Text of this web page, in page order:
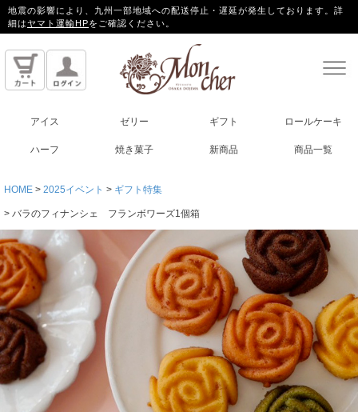
地震の影響により、九州一部地域への配送停止・遅延が発生しております。詳
細はヤマト運輸HPをご確認ください。
アイス ゼリー ギフト ロールケーキ
ハーフ 焼き菓子 新商品 商品一覧
HOME 2025イベント ギフト特集
バラのフィナンシェ フランボワーズ1個箱